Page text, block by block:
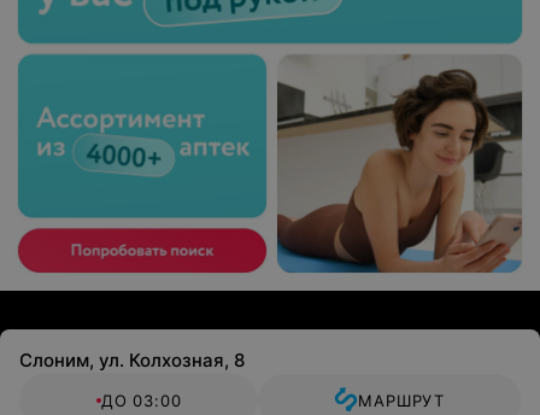
Слоним, ул. Колхозная, 8
ДО 03:00 МАРШРУТ